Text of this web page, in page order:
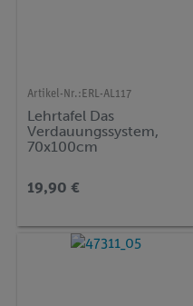
Artikel-Nr.: ERL-AL117
Lehrtafel Das
Verdauungssystem,
70x100cm
19,90 €